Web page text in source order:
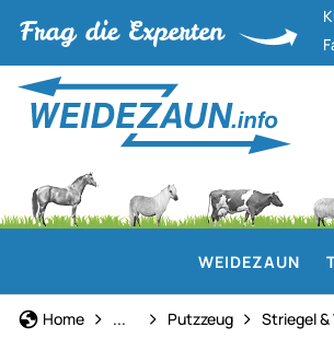
WEIDEZAUN
Home Pferdepflege
... Putzzeug Striegel